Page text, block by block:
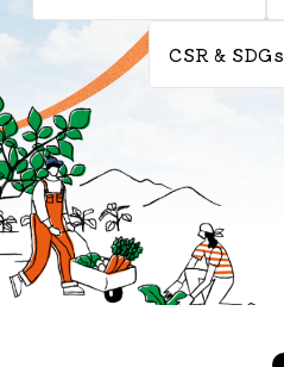
CSR & SDGs